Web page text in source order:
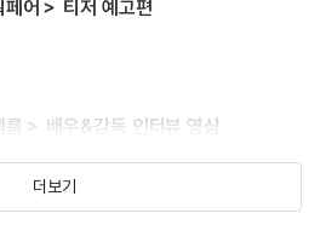
페어＞ 티저 예고편
룸＞ 배우&감독 인터뷰 영상
더보기